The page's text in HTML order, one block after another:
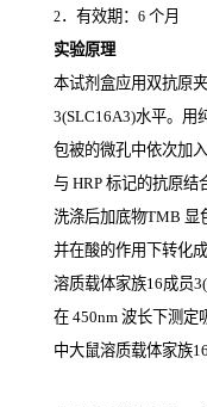
2．有效期： 6 个月
实验原理
本试剂盒应用双抗原
3(SLC16A3)水平。用
包被的微孔中依次加
与 HRP 标记的抗原结
洗涤后加底物TMB 显
并在酸的作用下转化
溶质载体家族16成员
在 450nm 波长下测定
中大鼠溶质载体家族